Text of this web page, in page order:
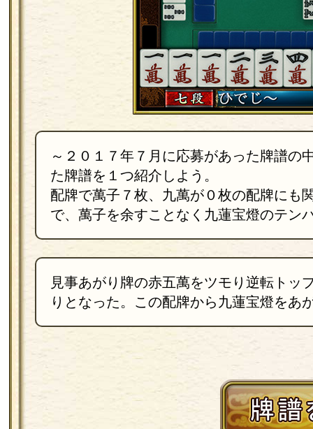
～２０１７年７月に応募があった牌譜の
た牌譜を１つ紹介しよう。
配牌で萬子７枚、九萬が０枚の配牌にも
で、萬子を余すことなく九蓮宝燈のテン
見事あがり牌の赤五萬をツモり逆転トッ
りとなった。この配牌から九蓮宝燈をあ